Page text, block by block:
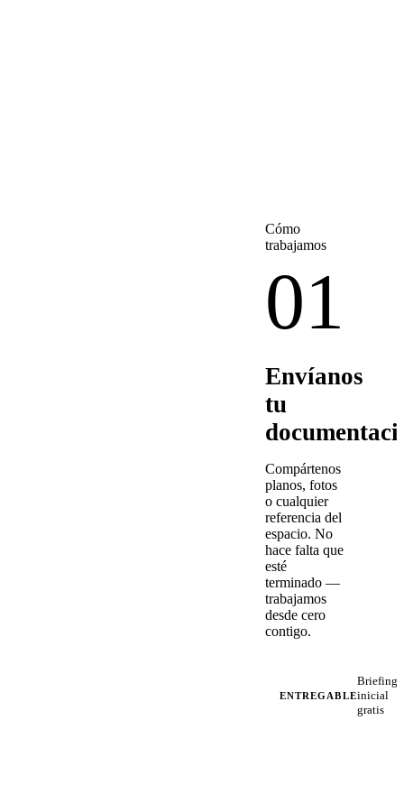
Cómo
trabajamos
01
Envíanos
tu
Compártenos
planos, fotos
o cualquier
referencia del
espacio. No
hace falta que
esté
terminado —
trabajamos
desde cero
contigo.
ENTREGABLE
Briefing
inicial
gratis